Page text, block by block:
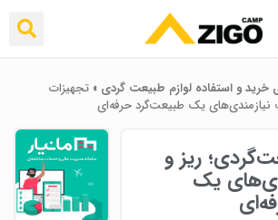
خرید و استفاده لوازم طبیعت ‌گردی » تجهیزات
یک طبیعت‌گرد حرفه‌ای
ریز و
یک